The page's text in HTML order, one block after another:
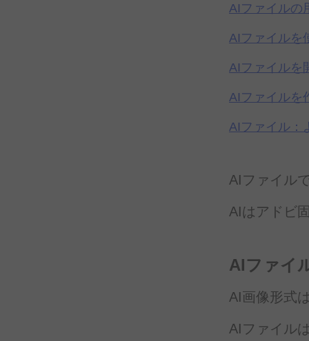
AIファイルの
AIファイルを
AIファイルを
AIファイルを
AIファイル：
AIファイル
AIはアドビ
AIファイ
AI画像形式
AIファイル